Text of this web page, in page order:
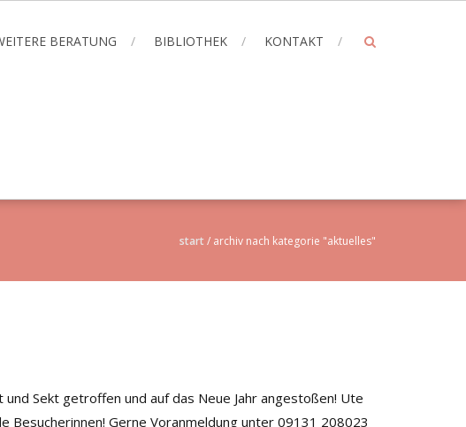
BERATUNG BIBLIOTHEK KONTAKT
start / archiv nach kategorie "aktuelles"
Sekt getroffen und auf das Neue Jahr angestoßen! Ute
Besucherinnen! Gerne Voranmeldung unter 09131 208023